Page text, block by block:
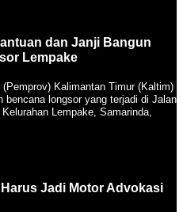
dan Janji Bangun
Lempake
Kalimantan Timur (Kaltim)
bencana longsor yang terjadi di Jalan
Lempake, Samarinda,
Jadi Motor Advokasi